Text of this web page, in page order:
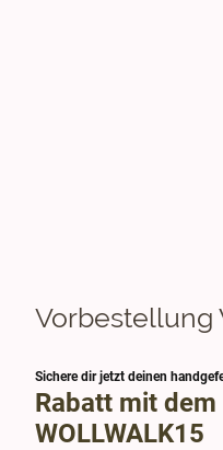
Vorbestellung
Sichere dir jetzt deinen
Rabatt mit dem
WOLLWALK15